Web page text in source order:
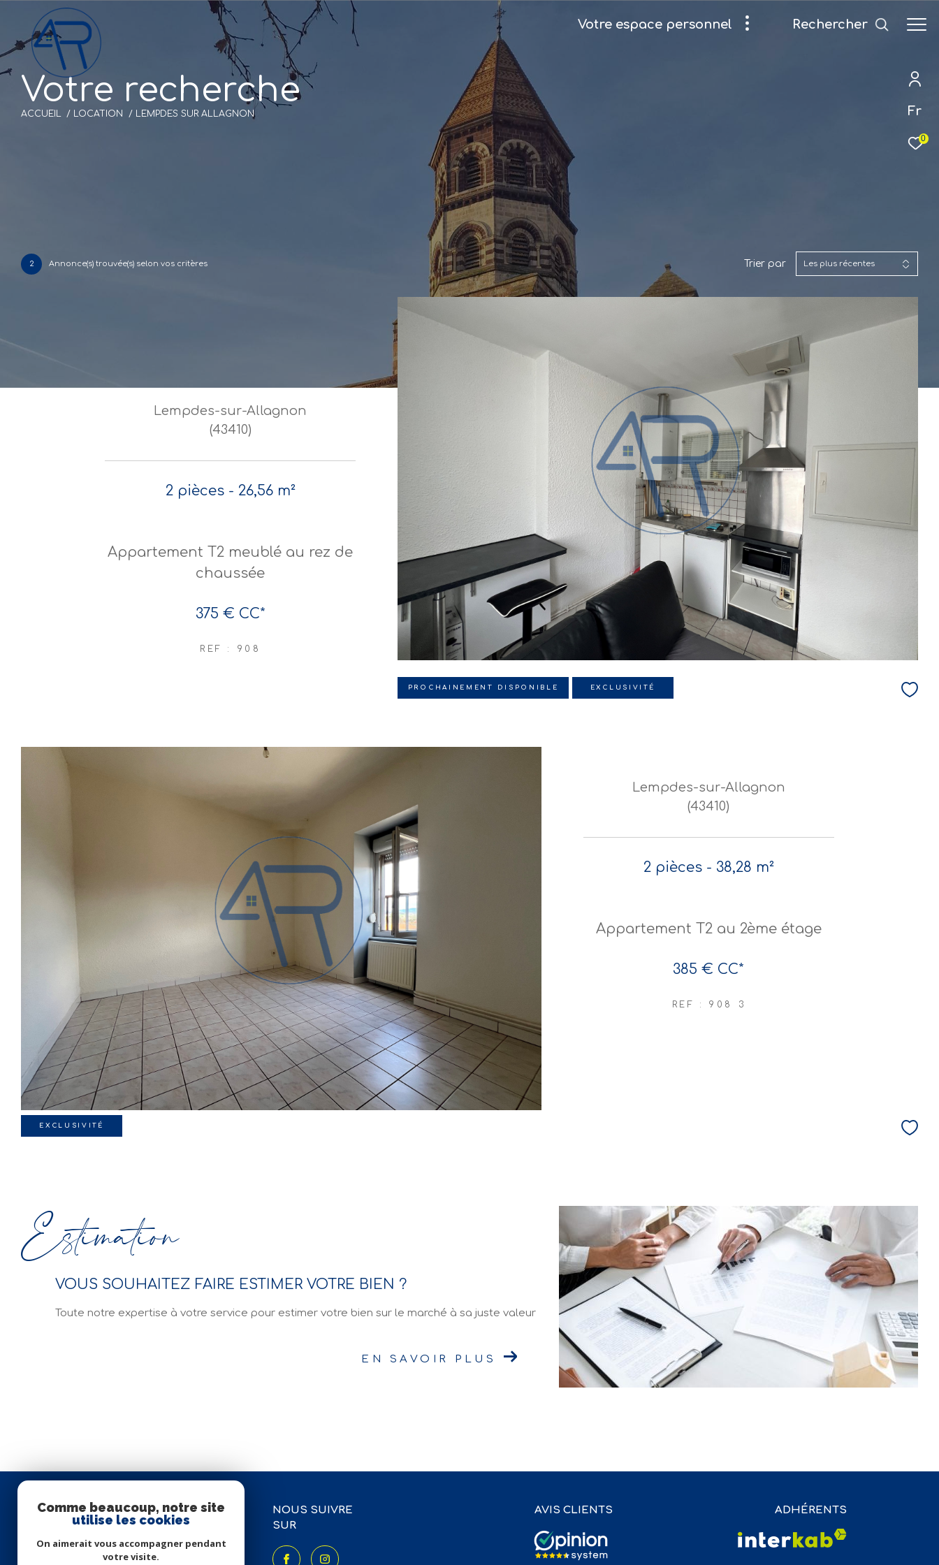
Fr
0
Votre espace personnel Rechercher
Votre recherche
ACCUEIL LOCATION LEMPDES SUR ALLAGNON
2 Annonce(s) trouvée(s) selon vos critères Trier par Les plus récentes
Lempdes-sur-Allagnon
(43410)
2 pièces - 26,56 m²
Appartement T2 meublé au rez de
chaussée
375 € CC*
REF : 908
PROCHAINEMENT DISPONIBLE EXCLUSIVITÉ
Lempdes-sur-Allagnon
(43410)
2 pièces - 38,28 m²
Appartement T2 au 2ème étage
385 € CC*
REF : 908 3
EXCLUSIVITÉ
Estimation
VOUS SOUHAITEZ FAIRE ESTIMER VOTRE BIEN ?
Toute notre expertise à votre service pour estimer votre bien sur le marché à sa juste valeur
EN SAVOIR PLUS
AGENCE ROCHE
04 71 50 07 14
agence@rocheimmobrioude.co
NOUS SUIVRE
SUR
AVIS CLIENTS ADHÉRENTS
Comme beaucoup, notre site
utilise les cookies
On aimerait vous accompagner pendant
votre visite.